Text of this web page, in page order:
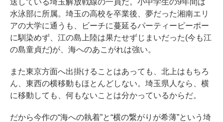
水泳部に所属。埼玉の高校を卒業後、夢だった湘南エリ
アの大学に通うも、ビーチに蔓延るパーティーピーポー
に馴染めず、江の島上陸は果たせずじまいだった(今も江
の島童貞だ)が、海へのあこがれは強い。
また東京方面へ出掛けることはあっても、北上はもちろ
ん、東西の横移動もほとんどしない。埼玉県人なら、横
に移動しても、何もないことは分かっているからだ。
だから今作の“海への執着”と“横の繋がりが希薄”という埼